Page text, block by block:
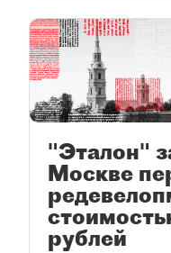
"Эталон"
Москве
рублей